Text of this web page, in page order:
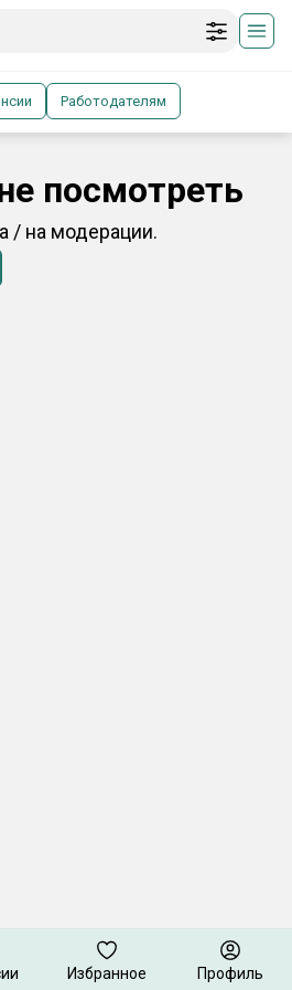
Работодателям
посмотреть
/ на модерации.
Избранное Профиль